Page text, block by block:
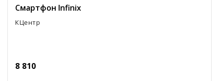
Смартфон Infinix
КЦентр
8 810